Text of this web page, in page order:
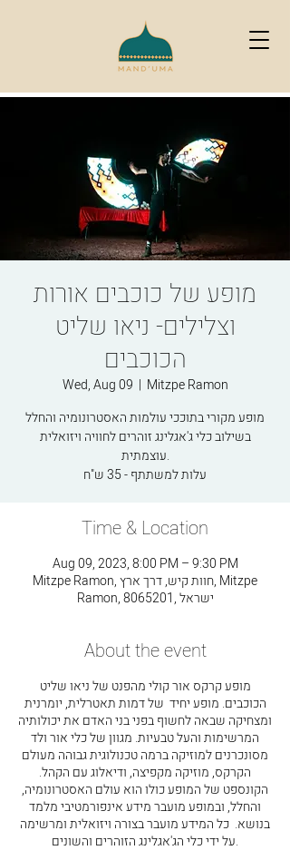
מופע של כוכבים אורות
וצלילים- ניאו שליט
הכוכבים
Wed, Aug 09
  |
Mitzpe Ramon
מופע מקורי בתוככי עולמות האסטרונומיה והחלל
בשילוב כלי ג'אגלינג זוהרים לחוויה ויזואלית
עוצמתית.
עלות למשתתף - 35 ש"ח
Time & Location
Aug 09, 2023, 8:00 PM – 9:30 PM
Mitzpe Ramon, חוות קיש, דרך ארץ, Mitzpe
Ramon, 8065201, ישראל
About the event
מופע קרקס אור קולי מהפנט של ניאו שליט
הכוכבים. מופע יחיד של דמות תאטרלית, יומרנית
ומצחיקה שבאה לחשוף בפני בני האדם את יכולותיה
המרשימות והעל טבעיות. מגוון של כלי אור ולד
מסונכרנים למוזיקה ברמה טכנולוגית גבוהה מעולם
הקרקס, מוזיקה מקפיצה, ודיאלוג עם הקהל.
הקונספט של המופע כולו הוא עולם האסטרונומיה,
והחלל, ובמופע מועבר מידע אינפורמטיבי מלמד
בנושא. כל המידע מועבר בצורה ויזואלית ומרשימה
על ידי כלי הג'אגלינג הזוהרים והשונים.